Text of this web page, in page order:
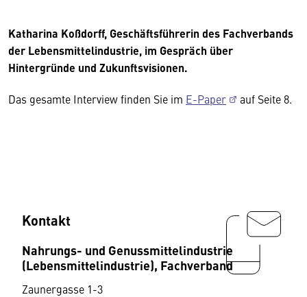
Katharina Koßdorff, Geschäftsführerin des Fachverbands
der Lebensmittelindustrie, im Gespräch über
Hintergründe und Zukunftsvisionen.
Das gesamte Interview finden Sie im E-Paper auf Seite 8.
Kontakt
Nahrungs- und Genussmittelindustrie
(Lebensmittelindustrie), Fachverband
Zaunergasse 1-3